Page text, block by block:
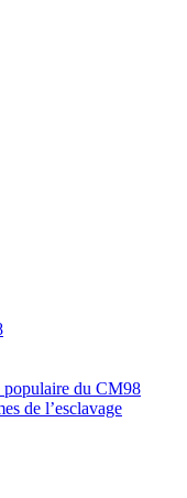
populaire du CM98
de l’esclavage